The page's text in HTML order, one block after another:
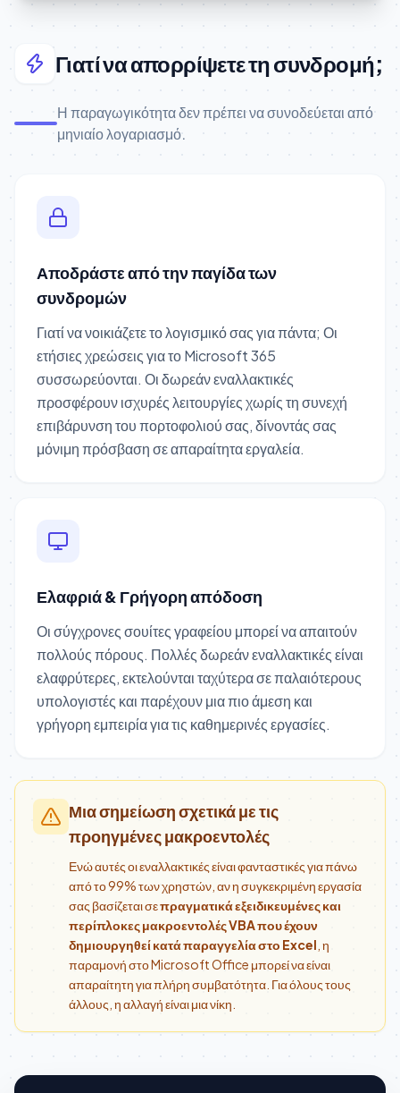
Γιατί να απορρίψετε τη συνδρομή;
Η παραγωγικότητα δεν πρέπει να συνοδεύεται από
μηνιαίο λογαριασμό.
Αποδράστε από την παγίδα των
συνδρομών
Γιατί να νοικιάζετε το λογισμικό σας για πάντα; Οι
ετήσιες χρεώσεις για το Microsoft 365
συσσωρεύονται. Οι δωρεάν εναλλακτικές
προσφέρουν ισχυρές λειτουργίες χωρίς τη συνεχή
επιβάρυνση του πορτοφολιού σας, δίνοντάς σας
μόνιμη πρόσβαση σε απαραίτητα εργαλεία.
Ελαφριά & Γρήγορη απόδοση
Οι σύγχρονες σουίτες γραφείου μπορεί να απαιτούν
πολλούς πόρους. Πολλές δωρεάν εναλλακτικές είναι
ελαφρύτερες, εκτελούνται ταχύτερα σε παλαιότερους
υπολογιστές και παρέχουν μια πιο άμεση και
γρήγορη εμπειρία για τις καθημερινές εργασίες.
Μια σημείωση σχετικά με τις
προηγμένες μακροεντολές
Ενώ αυτές οι εναλλακτικές είναι φανταστικές για πάνω
από το 99% των χρηστών, αν η συγκεκριμένη εργασία
σας βασίζεται σεπραγματικά εξειδικευμένες και
περίπλοκες μακροεντολές VBA που έχουν
δημιουργηθεί κατά παραγγελία στο Excel , η
παραμονή στο Microsoft Office μπορεί να είναι
απαραίτητη για πλήρη συμβατότητα. Για όλους τους
άλλους, η αλλαγή είναι μια νίκη.